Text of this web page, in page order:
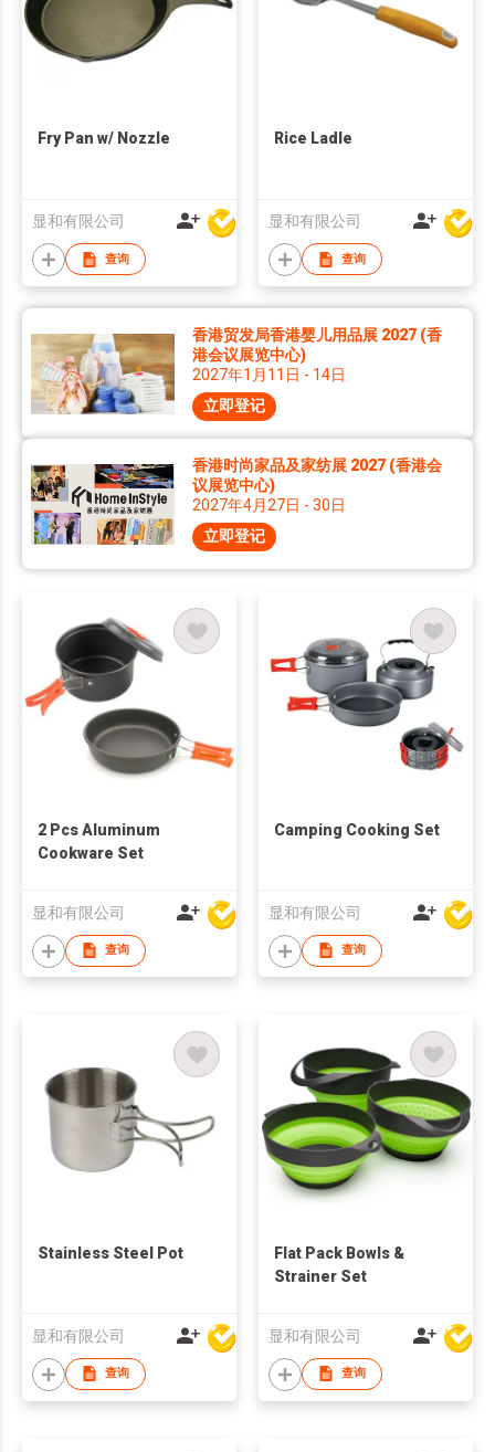
Fry Pan w/ Nozzle
显和有限公司
查询
Rice Ladle
显和有限公司
查询
香港贸发局香港婴儿用品展 2027 (香
港会议展览中心)
2027年1月11日 - 14日
立即登记
香港时尚家品及家纺展 2027 (香港会
议展览中心)
2027年4月27日 - 30日
立即登记
2 Pcs Aluminum
Cookware Set
显和有限公司
查询
Camping Cooking Set
显和有限公司
查询
Stainless Steel Pot
显和有限公司
查询
Flat Pack Bowls &
Strainer Set
显和有限公司
查询